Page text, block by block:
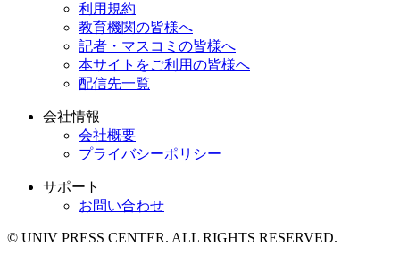
利用規約
教育機関の皆様へ
記者・マスコミの皆様へ
本サイトをご利用の皆様へ
配信先一覧
会社情報
会社概要
プライバシーポリシー
サポート
お問い合わせ
© UNIV PRESS CENTER. ALL RIGHTS RESERVED.